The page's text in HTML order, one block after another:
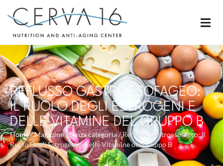
REFLUSSO GASTROESOFAGEO:
IL RUOLO DEGLI ESTROGENI E
DELLE VITAMINE DEL GRUPPO B
Home/Magazine/Senza categoria/Reflusso Gastroesofageo: Il
Ruolo Degli Estrogeni e Delle Vitamine del Gruppo B